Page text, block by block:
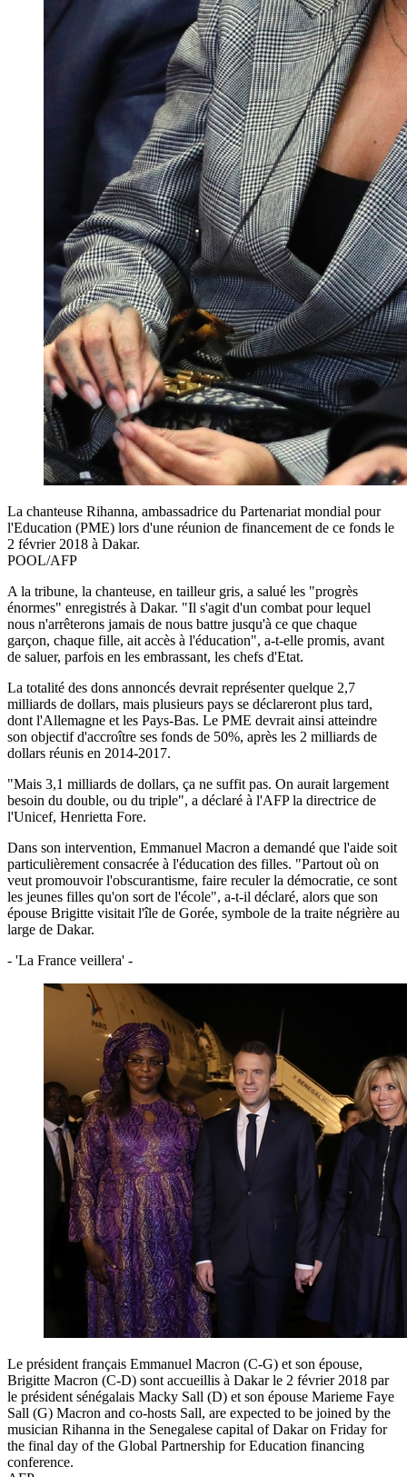
La chanteuse Rihanna, ambassadrice du Partenariat mondial pour
l'Education (PME) lors d'une réunion de financement de ce fonds le
2 février 2018 à Dakar.
POOL/AFP
A la tribune, la chanteuse, en tailleur gris, a salué les "progrès
énormes" enregistrés à Dakar. "Il s'agit d'un combat pour lequel
nous n'arrêterons jamais de nous battre jusqu'à ce que chaque
garçon, chaque fille, ait accès à l'éducation", a-t-elle promis, avant
de saluer, parfois en les embrassant, les chefs d'Etat.
La totalité des dons annoncés devrait représenter quelque 2,7
milliards de dollars, mais plusieurs pays se déclareront plus tard,
dont l'Allemagne et les Pays-Bas. Le PME devrait ainsi atteindre
son objectif d'accroître ses fonds de 50%, après les 2 milliards de
dollars réunis en 2014-2017.
"Mais 3,1 milliards de dollars, ça ne suffit pas. On aurait largement
besoin du double, ou du triple", a déclaré à l'AFP la directrice de
l'Unicef, Henrietta Fore.
Dans son intervention, Emmanuel Macron a demandé que l'aide soit
particulièrement consacrée à l'éducation des filles. "Partout où on
veut promouvoir l'obscurantisme, faire reculer la démocratie, ce sont
les jeunes filles qu'on sort de l'école", a-t-il déclaré, alors que son
épouse Brigitte visitait l'île de Gorée, symbole de la traite négrière au
large de Dakar.
- 'La France veillera' -
Le président français Emmanuel Macron (C-G) et son épouse,
Brigitte Macron (C-D) sont accueillis à Dakar le 2 février 2018 par
le président sénégalais Macky Sall (D) et son épouse Marieme Faye
Sall (G) Macron and co-hosts Sall, are expected to be joined by the
musician Rihanna in the Senegalese capital of Dakar on Friday for
the final day of the Global Partnership for Education financing
conference.